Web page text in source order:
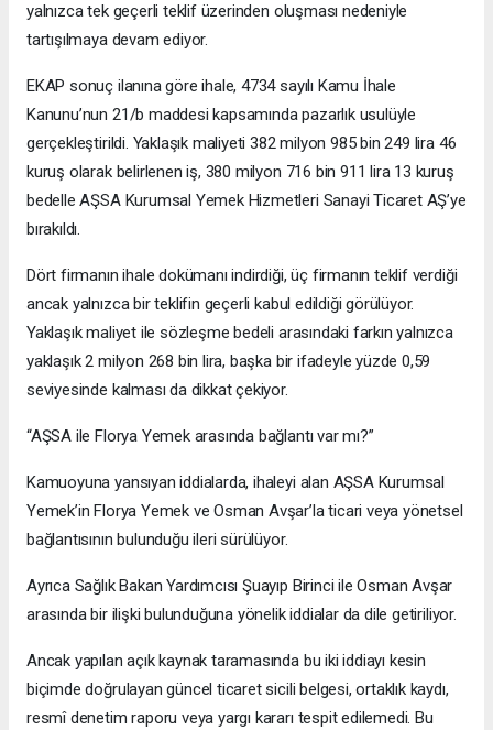
yalnızca tek geçerli teklif üzerinden oluşması nedeniyle
tartışılmaya devam ediyor.
EKAP sonuç ilanına göre ihale, 4734 sayılı Kamu İhale
Kanunu’nun 21/b maddesi kapsamında pazarlık usulüyle
gerçekleştirildi. Yaklaşık maliyeti 382 milyon 985 bin 249 lira 46
kuruş olarak belirlenen iş, 380 milyon 716 bin 911 lira 13 kuruş
bedelle AŞSA Kurumsal Yemek Hizmetleri Sanayi Ticaret AŞ’ye
bırakıldı.
Dört firmanın ihale dokümanı indirdiği, üç firmanın teklif verdiği
ancak yalnızca bir teklifin geçerli kabul edildiği görülüyor.
Yaklaşık maliyet ile sözleşme bedeli arasındaki farkın yalnızca
yaklaşık 2 milyon 268 bin lira, başka bir ifadeyle yüzde 0,59
seviyesinde kalması da dikkat çekiyor.
“AŞSA ile Florya Yemek arasında bağlantı var mı?”
Kamuoyuna yansıyan iddialarda, ihaleyi alan AŞSA Kurumsal
Yemek’in Florya Yemek ve Osman Avşar’la ticari veya yönetsel
bağlantısının bulunduğu ileri sürülüyor.
Ayrıca Sağlık Bakan Yardımcısı Şuayıp Birinci ile Osman Avşar
arasında bir ilişki bulunduğuna yönelik iddialar da dile getiriliyor.
Ancak yapılan açık kaynak taramasında bu iki iddiayı kesin
biçimde doğrulayan güncel ticaret sicili belgesi, ortaklık kaydı,
resmî denetim raporu veya yargı kararı tespit edilemedi. Bu